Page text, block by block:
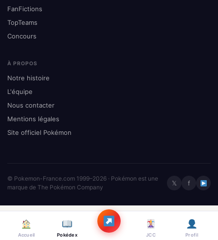
Accueil Pokédex JCC Profil
FanFictions
TopTeams
Concours
À PROPOS
Notre histoire
L'équipe
Nous contacter
Mentions légales
Site officiel Pokémon
© Pokemon-France.com 1999–2026 · Pokémon est une
marque de The Pokémon Company
𝕏 f